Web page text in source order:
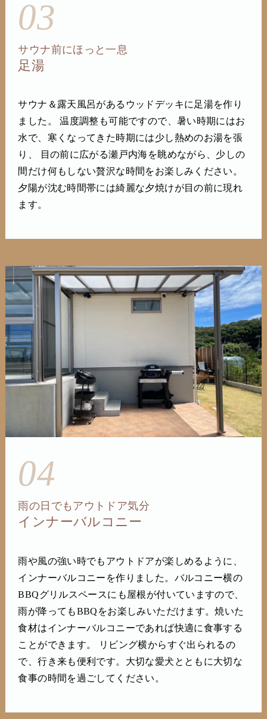
03
サウナ前にほっと一息
足湯
サウナ＆露天風呂があるウッドデッキに足湯を作り
ました。 温度調整も可能ですので、暑い時期にはお
水で、寒くなってきた時期には少し熱めのお湯を張
り、 目の前に広がる瀬戸内海を眺めながら、少しの
間だけ何もしない贅沢な時間をお楽しみください。
夕陽が沈む時間帯には綺麗な夕焼けが目の前に現れ
ます。
04
雨の日でもアウトドア気分
インナーバルコニー
雨や風の強い時でもアウトドアが楽しめるように、
インナーバルコニーを作りました。バルコニー横の
BBQグリルスペースにも屋根が付いていますので、
雨が降ってもBBQをお楽しみいただけます。焼いた
食材はインナーバルコニーであれば快適に食事する
ことができます。 リビング横からすぐ出られるの
で、行き来も便利です。大切な愛犬とともに大切な
食事の時間を過ごしてください。